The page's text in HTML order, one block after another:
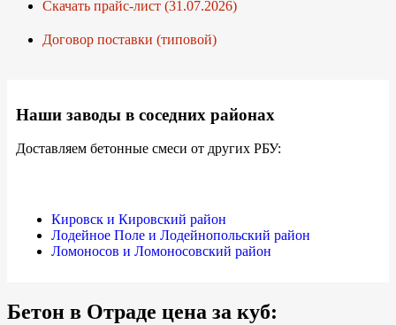
Скачать прайс-лист (31.07.2026)
Договор поставки (типовой)
Наши заводы в соседних районах
Доставляем бетонные смеси от других РБУ:
Кировск и Кировский район
Лодейное Поле и Лодейнопольский район
Ломоносов и Ломоносовский район
Бетон в Отраде цена за куб: